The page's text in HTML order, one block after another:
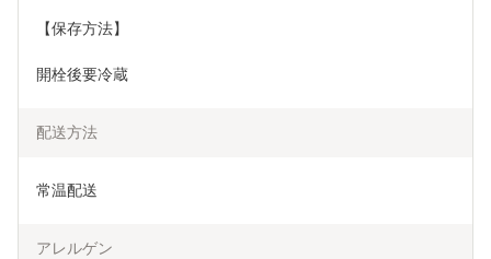
【保存方法】
開栓後要冷蔵
配送方法
常温配送
アレルゲン